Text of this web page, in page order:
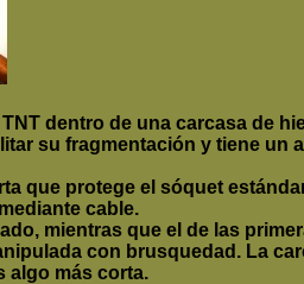
dentro de una carcasa de
su fragmentación y tiene
que protege el sóquet
cable.
mientras que el de las
con brusquedad. La
algo más corta.